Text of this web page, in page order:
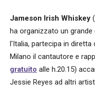
Jameson Irish Whiskey
ha organizzato un
l'Italia, partecipa in diretta
Milano il cantautore e
gratuito alle h.20.15)
Jessie Reyes ad altri